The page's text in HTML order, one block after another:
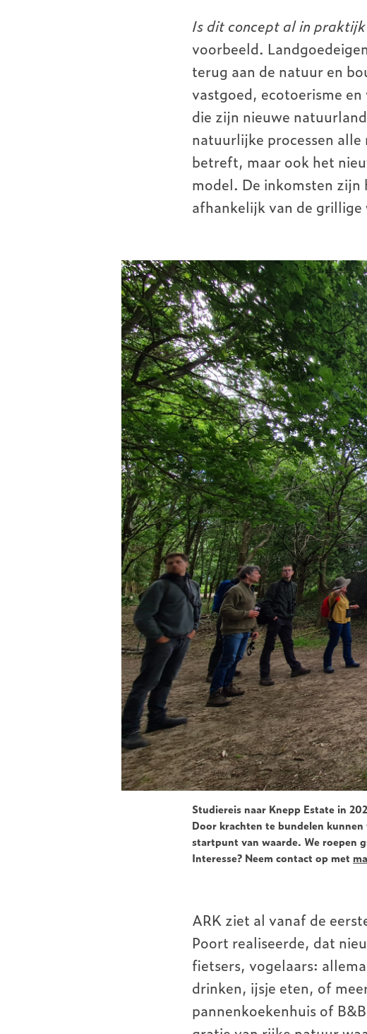
Is dit concept al in
voorbeeld.
terug aan de natuur en
vastgoed, ecotoerisme en
die zijn nieuwe
natuurlijke processen
betreft, maar ook het
model. De inkomsten zijn
afhankelijk van de
Image
Studiereis naar Knepp Estate in
Door krachten te bundelen
startpunt van waarde. We roepen
Interesse? Neem contact op met
ARK ziet al vanaf de
Poort realiseerde, dat
fietsers, vogelaars:
drinken, ijsje eten, of
pannenkoekenhuis of